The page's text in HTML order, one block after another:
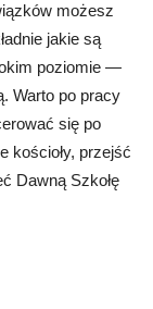
możesz
jakie są
poziomie —
Warto po pracy
się po
kościoły, przejść
Dawną Szkołę